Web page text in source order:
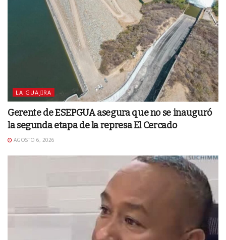
LA GUAJIRA
Gerente de ESEPGUA asegura que no se inauguró
la segunda etapa de la represa El Cercado
AGOSTO 6, 2026